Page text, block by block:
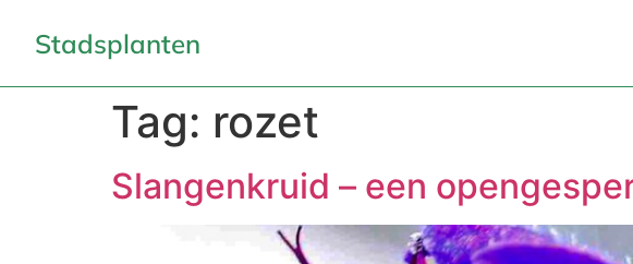
Stadsplanten
Tag: rozet
Slangenkruid – een